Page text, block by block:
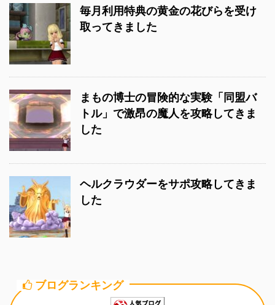
毎月利用特典の黄金の花びらを受け
取ってきました
まもの博士の冒険的な実験「同盟バ
トル」で激昂の魔人を攻略してきま
した
ヘルクラウダーをサポ攻略してきま
した
ブログランキング